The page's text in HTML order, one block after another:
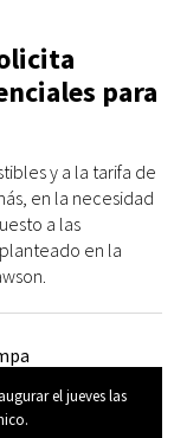
para
y a la tarifa de
en la necesidad
a las
en la
el jueves las